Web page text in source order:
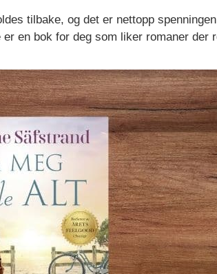
tilbake, og det er nettopp
en bok for deg som liker romaner der